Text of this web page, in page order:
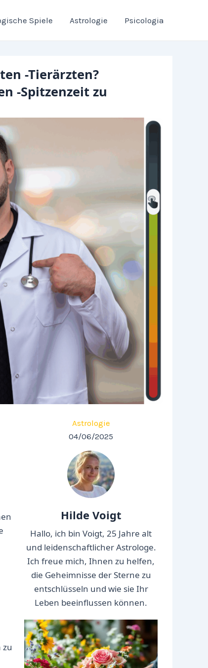
Spiele Astrologie Psicologia
-Tierärzten?
-Spitzenzeit zu
zu
Astrologie
04/06/2025
Hilde Voigt
Hallo, ich bin Voigt, 25 Jahre alt
und leidenschaftlicher Astrologe.
Ich freue mich, Ihnen zu helfen,
die Geheimnisse der Sterne zu
entschlüsseln und wie sie Ihr
Leben beeinflussen können.